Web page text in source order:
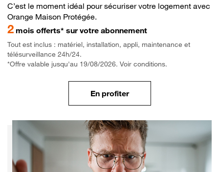
C’est le moment idéal pour sécuriser votre logement avec
Orange Maison Protégée.
2 mois offerts* sur votre abonnement
Tout est inclus : matériel, installation, appli, maintenance et
télésurveillance 24h/24.
*Offre valable jusqu'au 19/08/2026. Voir conditions.
En profiter